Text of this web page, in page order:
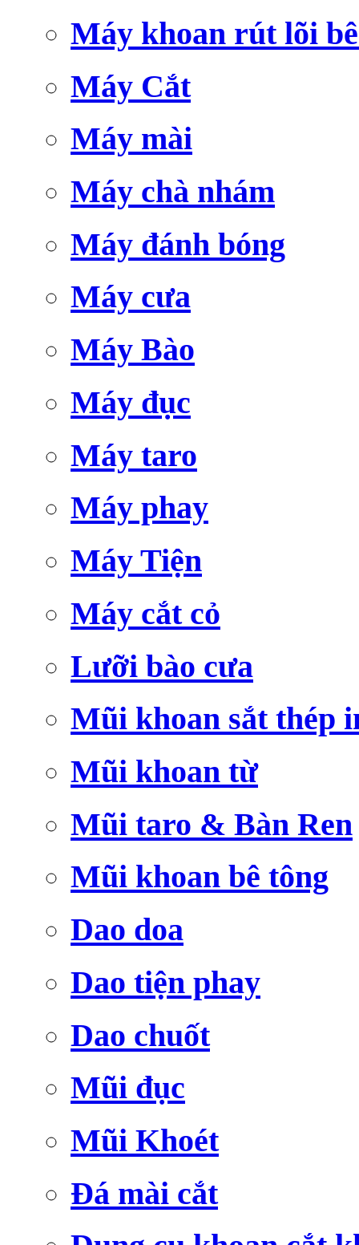
Máy khoan rút lõi
Máy Cắt
Máy mài
Máy chà nhám
Máy đánh bóng
Máy cưa
Máy Bào
Máy đục
Máy taro
Máy phay
Máy Tiện
Máy cắt cỏ
Lưỡi bào cưa
Mũi khoan sắt thép
Mũi khoan từ
Mũi taro & Bàn Ren
Mũi khoan bê tông
Dao doa
Dao tiện phay
Dao chuốt
Mũi đục
Mũi Khoét
Đá mài cắt